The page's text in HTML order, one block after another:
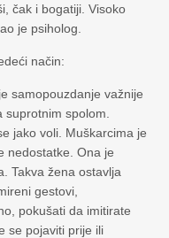
čak i bogatiji. Visoko
je psiholog.
način:
samopouzdanje važnije
spolom.
jako voli. Muškarcima je
nedostatke. Ona je
Takva žena ostavlja
gestovi,
pokušati da imitirate
se pojaviti prije ili